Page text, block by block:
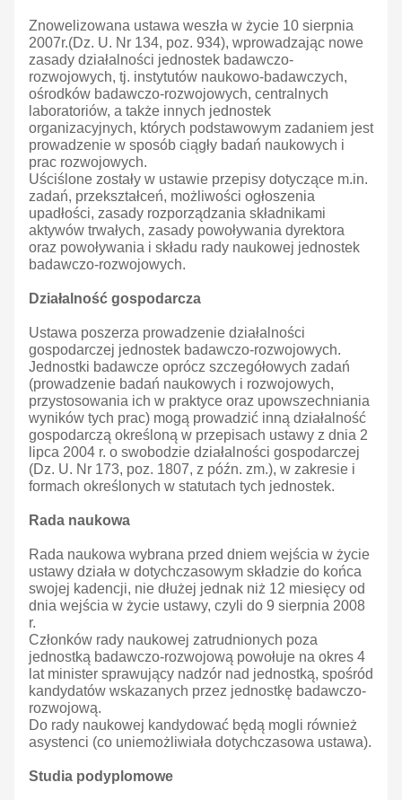
Znowelizowana ustawa weszła w życie 10 sierpnia
2007r.(Dz. U. Nr 134, poz. 934), wprowadzając nowe
zasady działalności jednostek badawczo-
rozwojowych, tj. instytutów naukowo-badawczych,
ośrodków badawczo-rozwojowych, centralnych
laboratoriów, a także innych jednostek
organizacyjnych, których podstawowym zadaniem jest
prowadzenie w sposób ciągły badań naukowych i
prac rozwojowych.
Uściślone zostały w ustawie przepisy dotyczące m.in.
zadań, przekształceń, możliwości ogłoszenia
upadłości, zasady rozporządzania składnikami
aktywów trwałych, zasady powoływania dyrektora
oraz powoływania i składu rady naukowej jednostek
badawczo-rozwojowych.
Działalność gospodarcza
Ustawa poszerza prowadzenie działalności
gospodarczej jednostek badawczo-rozwojowych.
Jednostki badawcze oprócz szczegółowych zadań
(prowadzenie badań naukowych i rozwojowych,
przystosowania ich w praktyce oraz upowszechniania
wyników tych prac) mogą prowadzić inną działalność
gospodarczą określoną w przepisach ustawy z dnia 2
lipca 2004 r. o swobodzie działalności gospodarczej
(Dz. U. Nr 173, poz. 1807, z późn. zm.), w zakresie i
formach określonych w statutach tych jednostek.
Rada naukowa
Rada naukowa wybrana przed dniem wejścia w życie
ustawy działa w dotychczasowym składzie do końca
swojej kadencji, nie dłużej jednak niż 12 miesięcy od
dnia wejścia w życie ustawy, czyli do 9 sierpnia 2008
r.
Członków rady naukowej zatrudnionych poza
jednostką badawczo-rozwojową powołuje na okres 4
lat minister sprawujący nadzór nad jednostką, spośród
kandydatów wskazanych przez jednostkę badawczo-
rozwojową.
Do rady naukowej kandydować będą mogli również
asystenci (co uniemożliwiała dotychczasowa ustawa).
Studia podyplomowe